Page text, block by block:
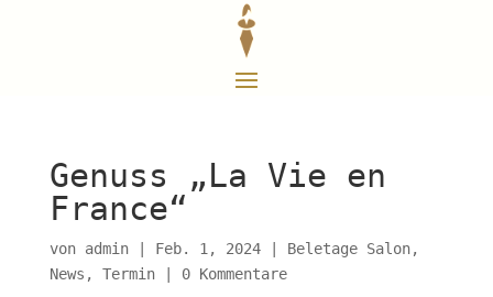
Genuss „La Vie en
France“
von admin| Feb. 1, 2024| Beletage Salon,
News , Termin| 0 Kommentare